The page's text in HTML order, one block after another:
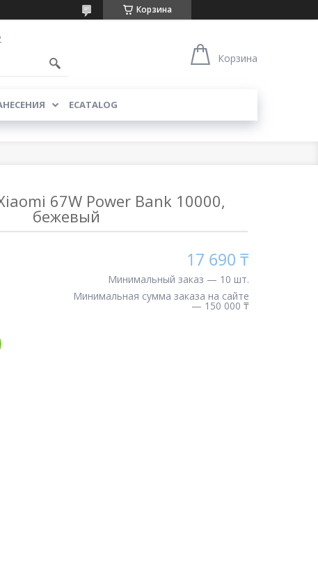
Корзина
Корзина
ECATALOG
67W Power Bank 10000,
бежевый
17 690 ₸
Минимальный заказ — 10 шт.
Минимальная сумма заказа на сайте
— 150 000 ₸